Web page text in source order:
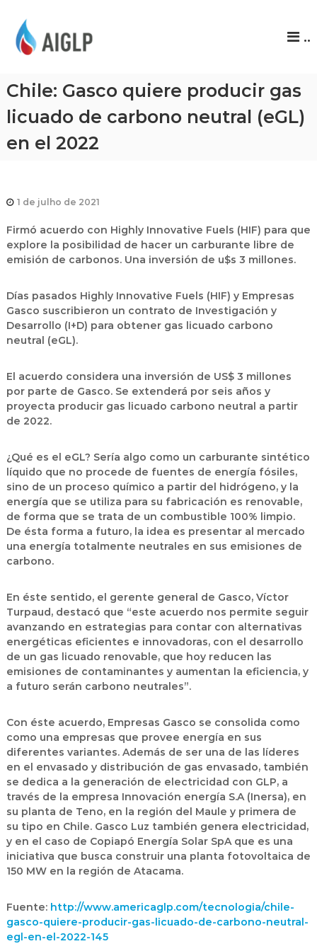
P
..
Chile: Gasco quiere producir gas
licuado de carbono neutral (eGL)
en el 2022
1 de julho de 2021
Firmó acuerdo con Highly Innovative Fuels (HIF) para que
explore la posibilidad de hacer un carburante libre de
emisión de carbonos. Una inversión de u$s 3 millones.
Días pasados Highly Innovative Fuels (HIF) y Empresas
Gasco suscribieron un contrato de Investigación y
Desarrollo (I+D) para obtener gas licuado carbono
neutral (eGL).
El acuerdo considera una inversión de US$ 3 millones
por parte de Gasco. Se extenderá por seis años y
proyecta producir gas licuado carbono neutral a partir
de 2022.
¿Qué es el eGL? Sería algo como un carburante sintético
líquido que no procede de fuentes de energía fósiles,
sino de un proceso químico a partir del hidrógeno, y la
energía que se utiliza para su fabricación es renovable,
de forma que se trata de un combustible 100% limpio.
De ésta forma a futuro, la idea es presentar al mercado
una energía totalmente neutrales en sus emisiones de
carbono.
En éste sentido, el gerente general de Gasco, Víctor
Turpaud, destacó que “este acuerdo nos permite seguir
avanzando en estrategias para contar con alternativas
energéticas eficientes e innovadoras, con el desarrollo
de un gas licuado renovable, que hoy reducen las
emisiones de contaminantes y aumentan la eficiencia, y
a futuro serán carbono neutrales”.
Con éste acuerdo, Empresas Gasco se consolida como
como una empresas que provee energía en sus
diferentes variantes. Además de ser una de las líderes
en el envasado y distribución de gas envasado, también
se dedica a la generación de electricidad con GLP, a
través de la empresa Innovación energía S.A (Inersa), en
su planta de Teno, en la región del Maule y primera de
su tipo en Chile. Gasco Luz también genera electricidad,
y en el caso de Copiapó Energía Solar SpA que es una
iniciativa que busca construir una planta fotovoltaica de
150 MW en la región de Atacama.
Fuente: http://www.americaglp.com/tecnologia/chile-
gasco-quiere-producir-gas-licuado-de-carbono-neutral-
egl-en-el-2022-145